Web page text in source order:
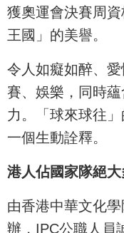
獲奧運會決賽周
王國」的美譽。
令人如癡如醉、
賽、娛樂，同時
力。「球來球往
一個生動詮釋。
港人佔國家隊絕
由香港中華文化
辦，IPC公職人員